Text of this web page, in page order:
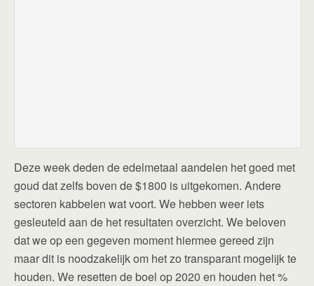
Deze week deden de edelmetaal aandelen het goed met
goud dat zelfs boven de $1800 is uitgekomen. Andere
sectoren kabbelen wat voort. We hebben weer iets
gesleuteld aan de het resultaten overzicht. We beloven
dat we op een gegeven moment hiermee gereed zijn
maar dit is noodzakelijk om het zo transparant mogelijk te
houden. We resetten de boel op 2020 en houden het %